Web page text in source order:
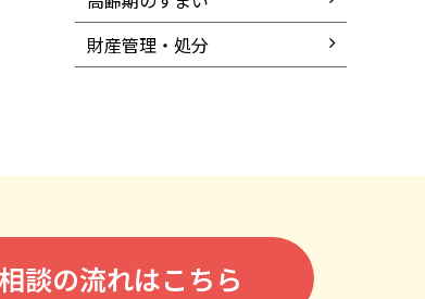
財産管理・処分
談の流れはこちら